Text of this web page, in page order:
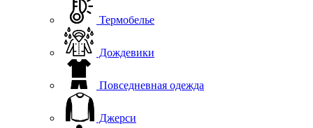
Термобелье
Дождевики
Повседневная одежда
Джерси